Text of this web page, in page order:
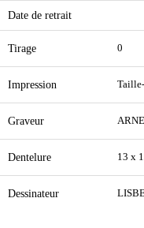
Date de retrait
Tirage 0
Impression
Graveur
Dentelure 13 x
Dessinateur